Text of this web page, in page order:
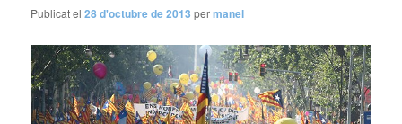
Publicat el28 d'octubre de 2013 permanel